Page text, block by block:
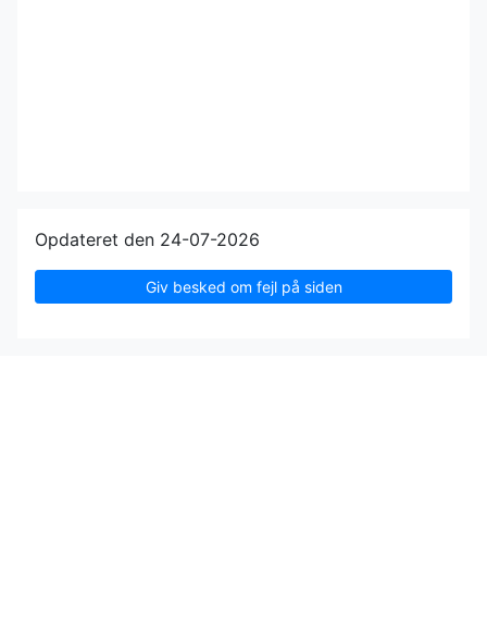
Opdateret den 24-07-2026
Giv besked om fejl på siden